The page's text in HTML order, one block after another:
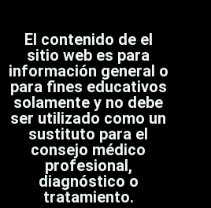
El contenido de el
sitio web es para
información general o
para fines educativos
solamente y no debe
ser utilizado como un
sustituto para el
consejo médico
profesional,
diagnóstico o
tratamiento.